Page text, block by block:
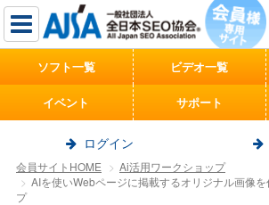
ソフト一覧 ビデオ一覧
イベント サポート
ログイン
会員サイトHOME
Ai活用ワークショップ
AIを使いWebページに掲載するオリジナル画像
プ